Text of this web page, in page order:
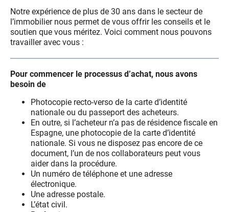
Notre expérience de plus de 30 ans dans le secteur de
l’immobilier nous permet de vous offrir les conseils et le
soutien que vous méritez. Voici comment nous pouvons
travailler avec vous :
Pour commencer le processus d’achat, nous avons
besoin de
Photocopie recto-verso de la carte d’identité
nationale ou du passeport des acheteurs.
En outre, si l’acheteur n’a pas de résidence fiscale en
Espagne, une photocopie de la carte d’identité
nationale. Si vous ne disposez pas encore de ce
document, l’un de nos collaborateurs peut vous
aider dans la procédure.
Un numéro de téléphone et une adresse
électronique.
Une adresse postale.
L’état civil.